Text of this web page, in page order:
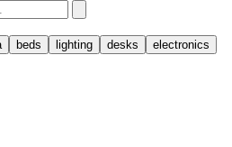
beds lighting desks electronics